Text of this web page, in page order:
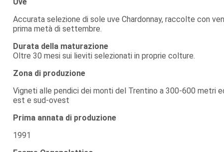
Accurata selezione di sole uve Chardonnay, raccolte con
prima metà di settembre.
Durata della maturazione
Oltre 30 mesi sui lieviti selezionati in proprie colture.
Zona di produzione
Vigneti alle pendici dei monti del Trentino a 300-600 metri
est e sud-ovest
Prima annata di produzione
1991